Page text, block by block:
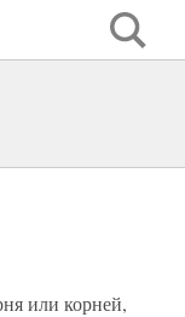
или корней,